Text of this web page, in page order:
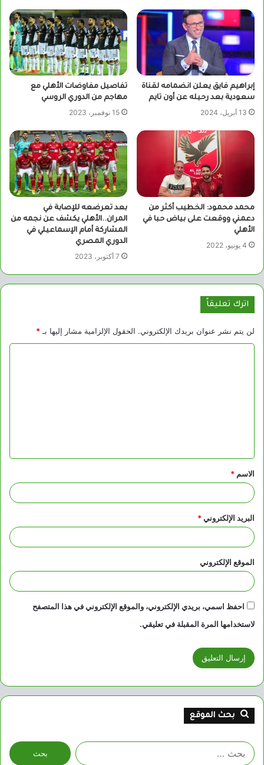
إبراهيم فايق يعلن انضمامه لقناة
سعودية بعد رحيله عن أون تايم
13 أبريل، 2024
تفاصيل مفاوضات الأهلي مع
مهاجم من الدوري الروسي
15 نوفمبر، 2023
محمد محمود: الخطيب أكثر من
دعمني ووقعت على بياض حبا في
الأهلي
4 يونيو، 2022
بعد تعرضعه للإصابة في
المران..الأهلي يكشف عن نجمه من
المشاركة أمام الإسماعيلي في
الدوري المصري
7 أكتوبر، 2023
اترك تعليقاً
لن يتم نشر عنوان بريدك الإلكتروني. الحقول الإلزامية مشار إليها بـ*
ق
*
الاسم *
البريد الإلكتروني*
الموقع الإلكتروني
احفظ اسمي، بريدي الإلكتروني، والموقع الإلكتروني في هذا المتصفح
لاستخدامها المرة المقبلة في تعليقي.
بحث الموقع
البحث
عن: